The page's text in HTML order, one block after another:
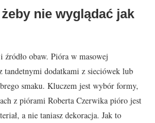
nie wyglądać jak
obaw. Pióra w masowej
tandetnymi dodatkami z sieciówek lub
smaku. Kluczem jest wybór formy,
z piórami Roberta Czerwika pióro jest
a nie taniasz dekoracja. Jak to